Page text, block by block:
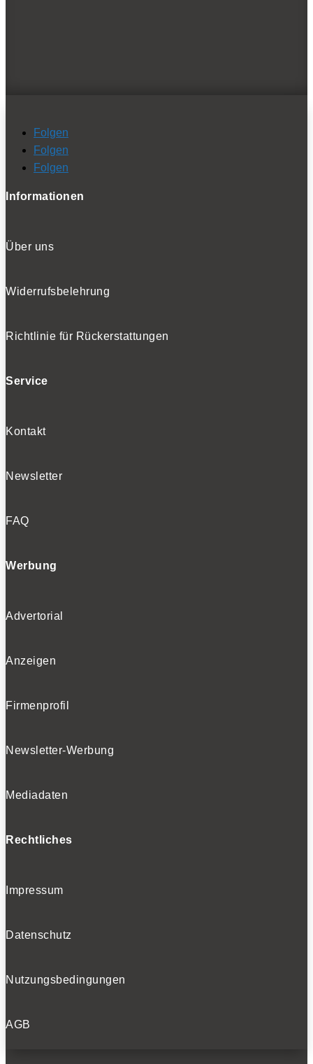
Folgen
Folgen
Folgen
Informationen
Über uns
Widerrufsbelehrung
Richtlinie für Rückerstattungen
Service
Kontakt
Newsletter
FAQ
Werbung
Advertorial
Anzeigen
Firmenprofil
Newsletter-Werbung
Mediadaten
Rechtliches
Impressum
Datenschutz
Nutzungsbedingungen
AGB